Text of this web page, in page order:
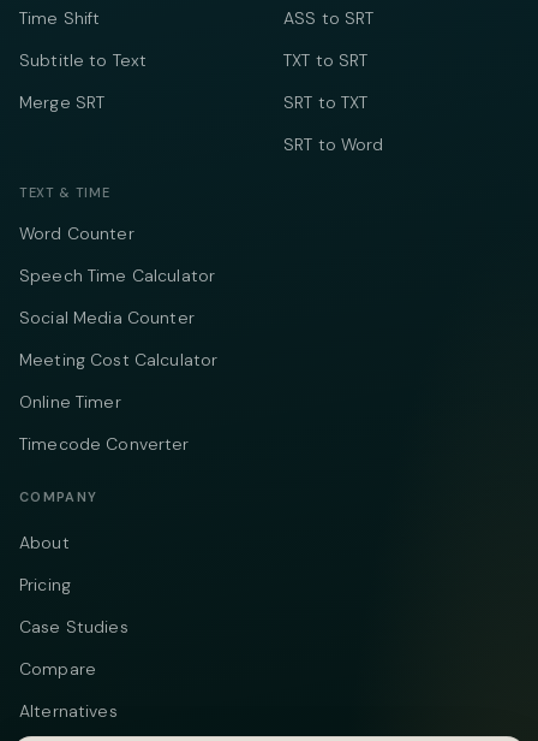
Time Shift
Subtitle to Text
Merge SRT
ASS to SRT
TXT to SRT
SRT to TXT
SRT to Word
TEXT & TIME
Word Counter
Speech Time Calculator
Social Media Counter
Meeting Cost Calculator
Online Timer
Timecode Converter
COMPANY
About
Pricing
Case Studies
Compare
Alternatives